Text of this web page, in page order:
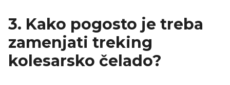
3. Kako pogosto je treba
zamenjati treking
kolesarsko čelado?